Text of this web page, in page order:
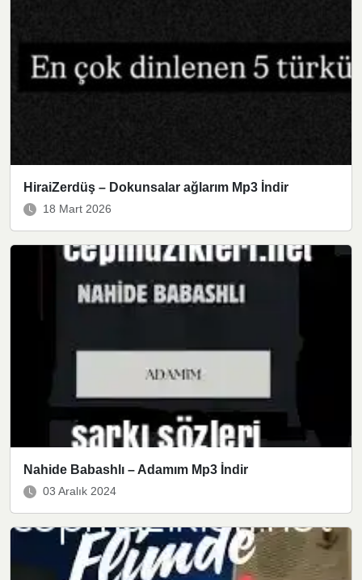
HiraiZerdüş – Dokunsalar ağlarım Mp3 İndir
18 Mart 2026
Nahide Babashlı – Adamım Mp3 İndir
03 Aralık 2024